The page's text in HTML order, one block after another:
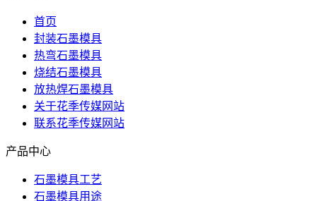
首页
封装石墨模具
热弯石墨模具
烧结石墨模具
放热焊石墨模具
关于花季传媒网站
联系花季传媒网站
产品中心
石墨模具工艺
石墨模具用途